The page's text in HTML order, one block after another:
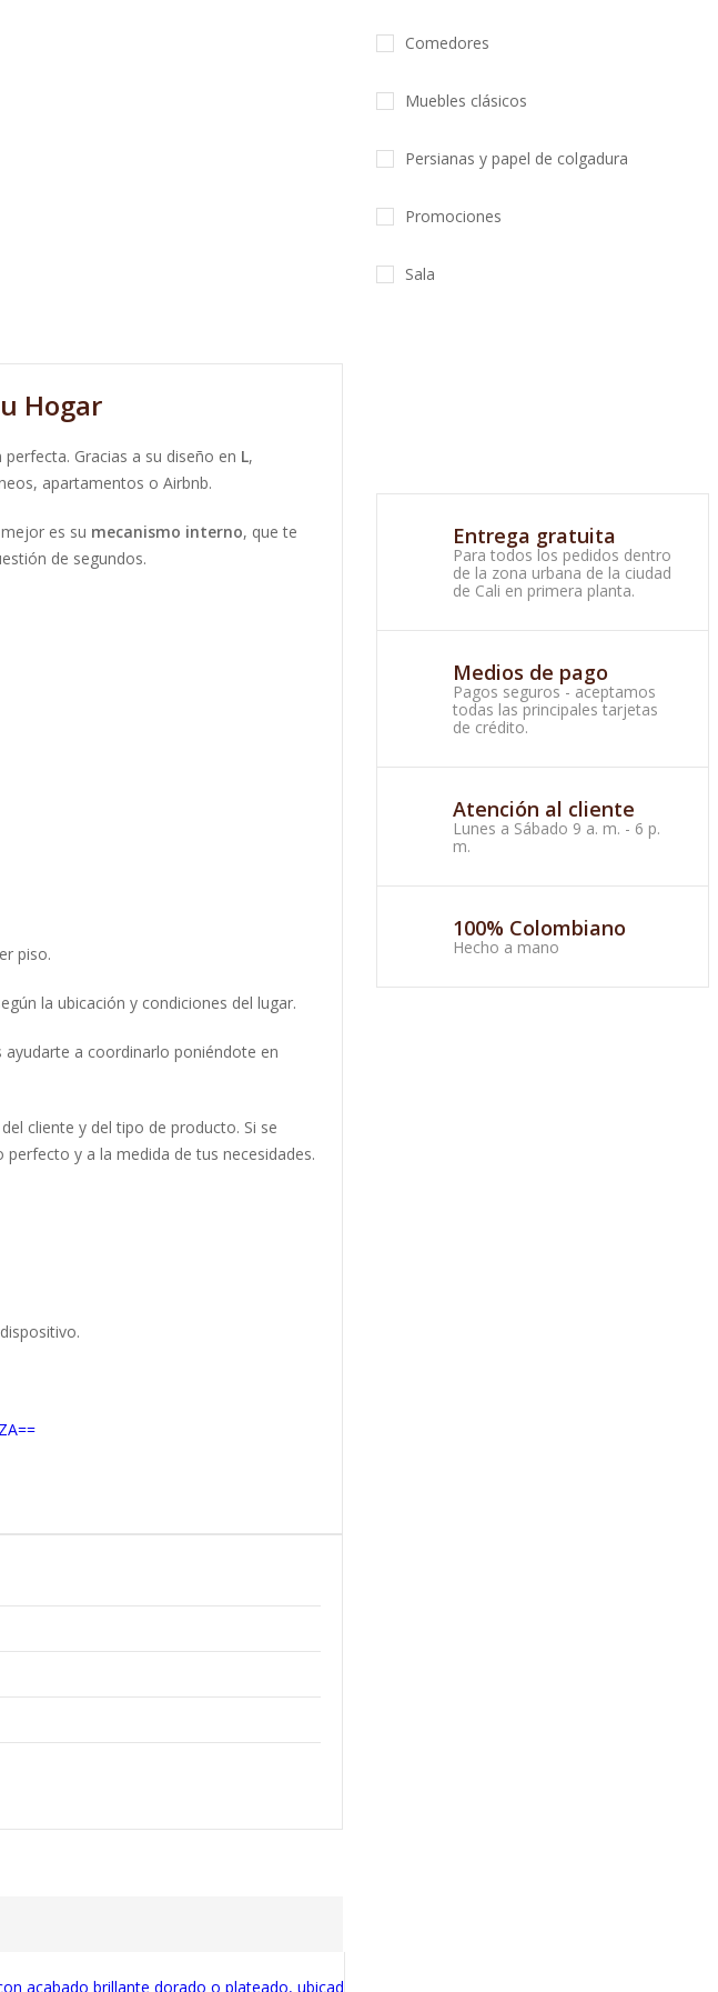
Hogar
perfecta. Gracias a su diseño en L,
apartamentos o Airbnb.
es su mecanismo interno, que te
de segundos.
piso.
la ubicación y condiciones del lugar.
a coordinarlo poniéndote en
cliente y del tipo de producto. Si se
y a la medida de tus necesidades.
Comedores
Muebles clásicos
Persianas y papel de colgadura
Promociones
Sala
Entrega gratuita
Para todos los pedidos dentro
de la zona urbana de la ciudad
de Cali en primera planta.
Medios de pago
Pagos seguros - aceptamos
todas las principales tarjetas
de crédito.
Atención al cliente
Lunes a Sábado 9 a. m. - 6 p.
m.
100% Colombiano
Hecho a mano